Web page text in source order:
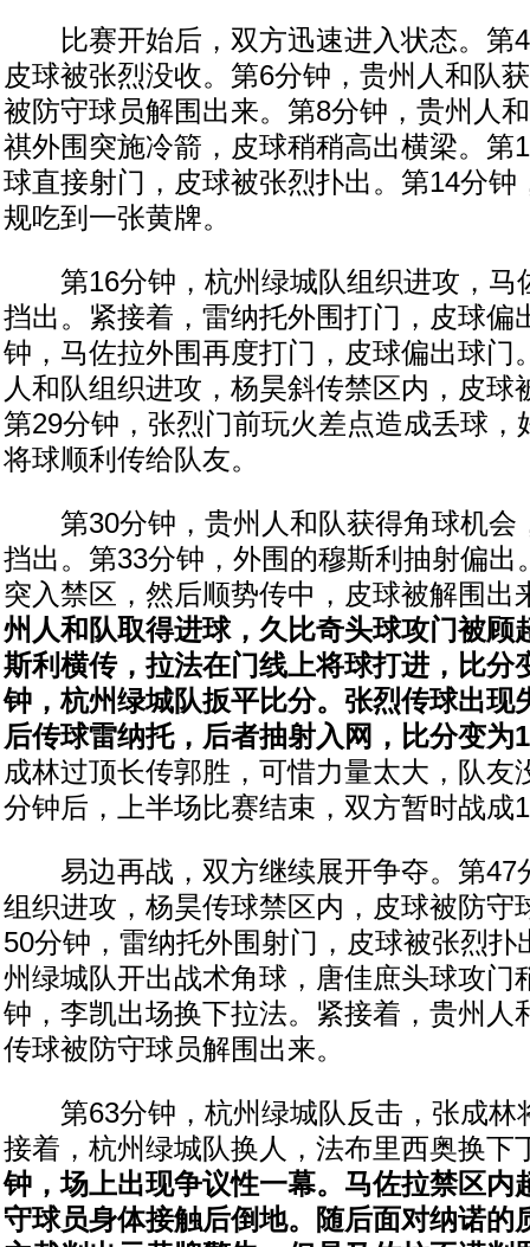
比赛开始后，双方迅速进入状态。第4
皮球被张烈没收。第6分钟，贵州人和队
被防守球员解围出来。第8分钟，贵州人
祺外围突施冷箭，皮球稍稍高出横梁。第
球直接射门，皮球被张烈扑出。第14分钟
规吃到一张黄牌。
第16分钟，杭州绿城队组织进攻，马
挡出。紧接着，雷纳托外围打门，皮球偏
钟，马佐拉外围再度打门，皮球偏出球门
人和队组织进攻，杨昊斜传禁区内，皮球
第29分钟，张烈门前玩火差点造成丢球，
将球顺利传给队友。
第30分钟，贵州人和队获得角球机会
挡出。第33分钟，外围的穆斯利抽射偏出
突入禁区，然后顺势传中，皮球被解围出
州人和队取得进球，久比奇头球攻门被顾
斯利横传，拉法在门线上将球打进，比分
钟，杭州绿城队扳平比分。张烈传球出现
后传球雷纳托，后者抽射入网，比分变为
成林过顶长传郭胜，可惜力量太大，队友
分钟后，上半场比赛结束，双方暂时战成
易边再战，双方继续展开争夺。第47
组织进攻，杨昊传球禁区内，皮球被防守
50分钟，雷纳托外围射门，皮球被张烈扑
州绿城队开出战术角球，唐佳庶头球攻门
钟，李凯出场换下拉法。紧接着，贵州人
传球被防守球员解围出来。
第63分钟，杭州绿城队反击，张成林
接着，杭州绿城队换人，法布里西奥换下
钟，场上出现争议性一幕。马佐拉禁区内
守球员身体接触后倒地。随后面对纳诺的